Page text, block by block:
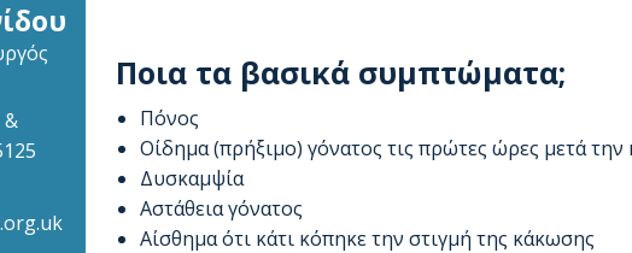
Ποια τα βασικά συμπτώματα;
Πόνος
Οίδημα (πρήξιμο) γόνατος τις πρώτες ώρες μετά
Δυσκαμψία
Αστάθεια γόνατος
Αίσθημα ότι κάτι κόπηκε την στιγμή της κάκωσης
&